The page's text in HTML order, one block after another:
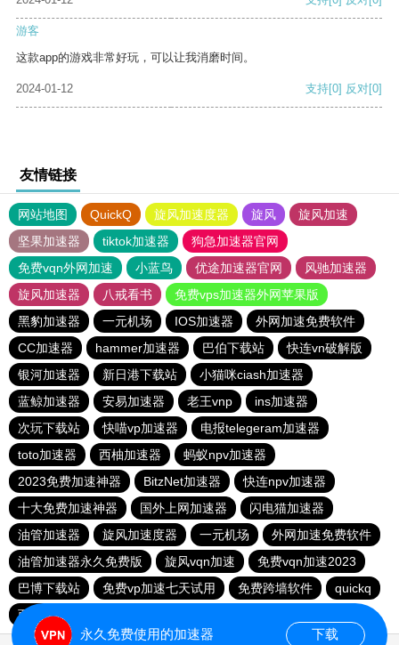
游客
这款app的游戏非常好玩，可以让我消磨时间。
2024-01-12 支持[0] 反对[0]
友情链接
网站地图 QuickQ 旋风加速度器 旋风
旋风加速
坚果加速器
tiktok加速器
狗急加速器官网
免费vqn外网加速
小蓝鸟 优途加速器官网
风驰加速器
旋风加速器
八戒看书
免费vps加速器外网苹果版
黑豹加速器
一元机场 IOS加速器
外网加速免费软件
CC加速器
hammer加速器 巴伯下载站
快连vn破解版
银河加速器
新日港下载站
小猫咪ciash加速器
蓝鲸加速器
安易加速器 老王vnp
ins加速器
次玩下载站
快喵vp加速器
电报telegeram加速器
toto加速器
西柚加速器
蚂蚁npv加速器
2023免费加速神器
BitzNet加速器
快连npv加速器
十大免费加速神器
国外上网加速器
闪电猫加速器
油管加速器
旋风加速度器 一元机场
外网加速免费软件
油管加速器永久免费版
旋风vqn加速
免费vqn加速2023
巴博下载站
免费vp加速七天试用 免费跨墙软件
quickq
西柚加速器
永久免费使用的加速器 下载